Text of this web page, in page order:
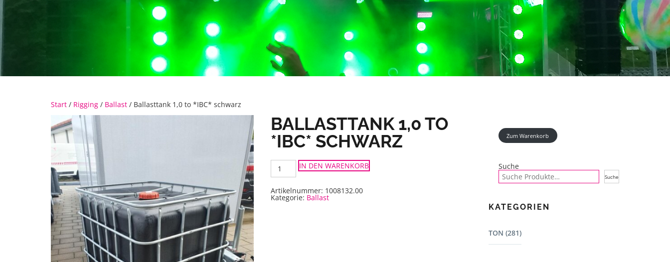
Start / Rigging / Ballast / Ballasttank 1,0 to *IBC* schwarz
BALLASTTANK 1,0 TO
*IBC* SCHWARZ
Ballasttank
1,0
to
schwarz
Menge
IN DEN WARENKORB
Artikelnummer: 1008132.00
Kategorie: Ballast
Zum Warenkorb
Suche
Suche
KATEGORIEN
TON (281)